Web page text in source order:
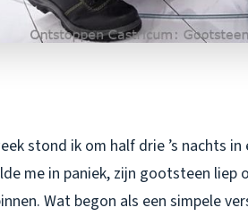
stond ik om half drie ’s nachts
me in paniek, zijn gootsteen
Wat begon als een simpele